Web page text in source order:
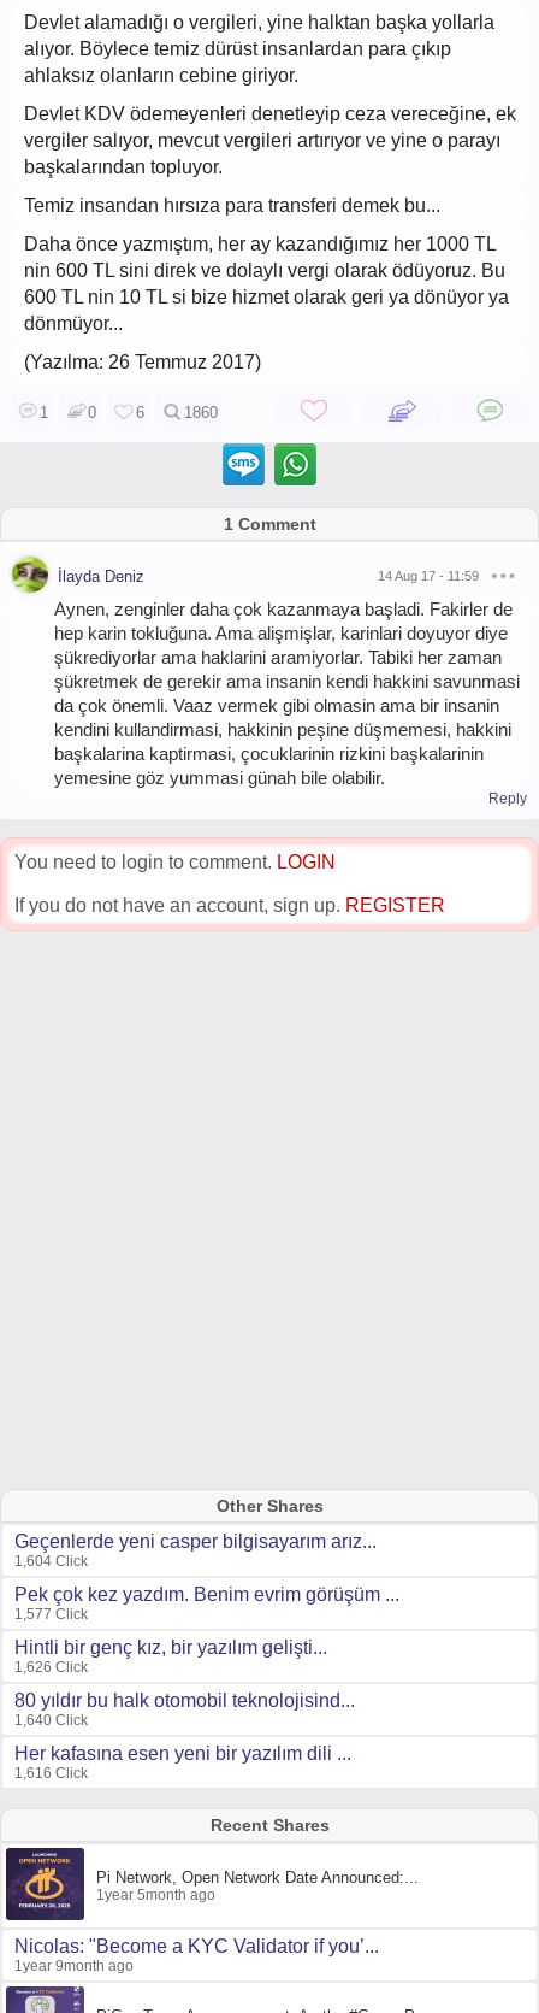
Devlet alamadığı o vergileri, yine halktan başka yollarla
alıyor. Böylece temiz dürüst insanlardan para çıkıp
ahlaksız olanların cebine giriyor.
Devlet KDV ödemeyenleri denetleyip ceza vereceğine, ek
vergiler salıyor, mevcut vergileri artırıyor ve yine o parayı
başkalarından topluyor.
Temiz insandan hırsıza para transferi demek bu...
Daha önce yazmıştım, her ay kazandığımız her 1000 TL
nin 600 TL sini direk ve dolaylı vergi olarak ödüyoruz. Bu
600 TL nin 10 TL si bize hizmet olarak geri ya dönüyor ya
dönmüyor...
(Yazılma: 26 Temmuz 2017)
1 0 6 1860
1 Comment
İlayda Deniz 14 Aug 17 - 11:59
Aynen, zenginler daha çok kazanmaya başladi. Fakirler de
hep karin tokluğuna. Ama alişmişlar, karinlari doyuyor diye
şükrediyorlar ama haklarini aramiyorlar. Tabiki her zaman
şükretmek de gerekir ama insanin kendi hakkini savunmasi
da çok önemli. Vaaz vermek gibi olmasin ama bir insanin
kendini kullandirmasi, hakkinin peşine düşmemesi, hakkini
başkalarina kaptirmasi, çocuklarinin rizkini başkalarinin
yemesine göz yummasi günah bile olabilir.
Reply
You need to login to comment. LOGIN
If you do not have an account, sign up. REGISTER
Other Shares
Geçenlerde yeni casper bilgisayarım arız...
1,604 Click
Pek çok kez yazdım. Benim evrim görüşüm ...
1,577 Click
Hintli bir genç kız, bir yazılım gelişti...
1,626 Click
80 yıldır bu halk otomobil teknolojisind...
1,640 Click
Her kafasına esen yeni bir yazılım dili ...
1,616 Click
Recent Shares
Pi Network, Open Network Date Announced:...
1year 5month ago
Nicolas: "Become a KYC Validator if you’...
1year 9month ago